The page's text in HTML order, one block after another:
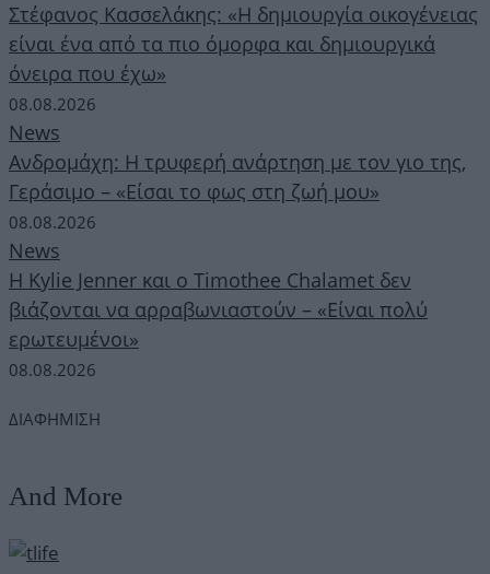
Στέφανος Κασσελάκης: «Η δημιουργία οικογένειας
είναι ένα από τα πιο όμορφα και δημιουργικά
όνειρα που έχω»
08.08.2026
News
Ανδρομάχη: Η τρυφερή ανάρτηση με τον γιο της,
Γεράσιμο – «Είσαι το φως στη ζωή μου»
08.08.2026
News
Η Kylie Jenner και ο Timothee Chalamet δεν
βιάζονται να αρραβωνιαστούν – «Είναι πολύ
ερωτευμένοι»
08.08.2026
ΔΙΑΦΗΜΙΣΗ
And More